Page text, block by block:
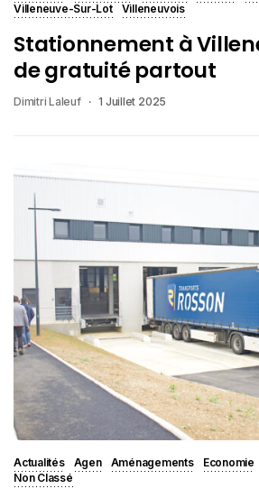
Villeneuve-Sur-Lot
Villeneuvois
Stationnement à
de gratuité partout
Dimitri Laleuf 1 Juillet 2025
Actualités Agen Aménagements Economie
Non Classé